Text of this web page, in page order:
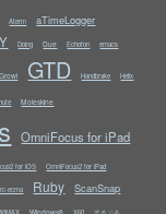
Aterm aTimeLogger
Doing Due Echofon emacs
Growl GTD Handbrake Helix
Moleskine
OmniFocus for iPad
for iOS OmniFocus2 for iPad
ecma Ruby ScanSnap